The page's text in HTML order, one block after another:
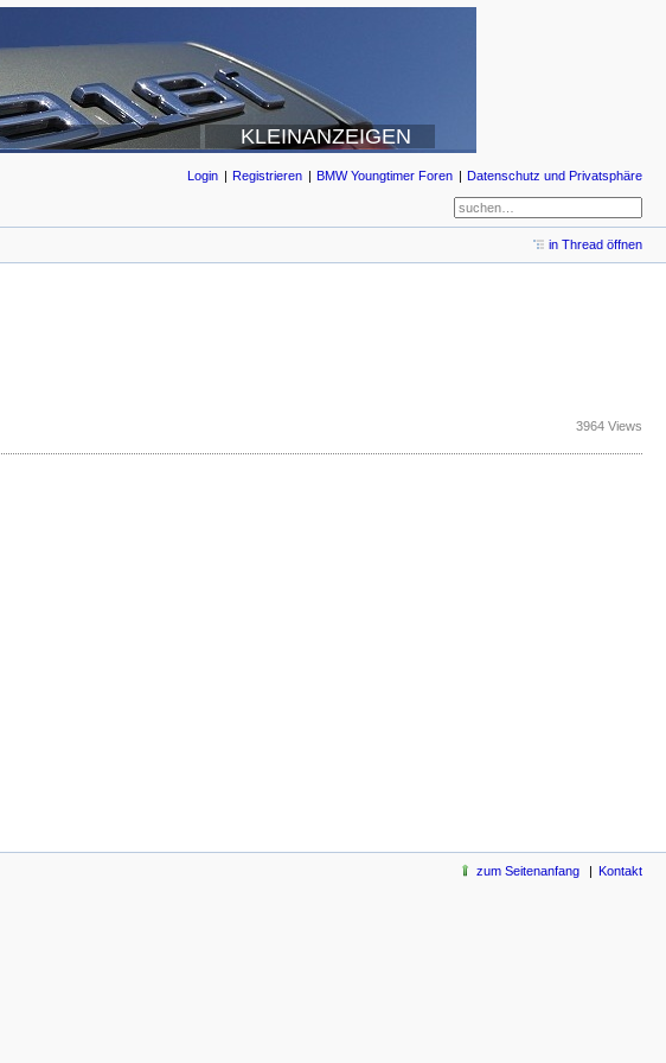
KLEINANZEIGEN
Login Registrieren BMW Youngtimer Foren Datenschutz und Privatsphäre
in Thread öffnen
3964 Views
zum Seitenanfang Kontakt